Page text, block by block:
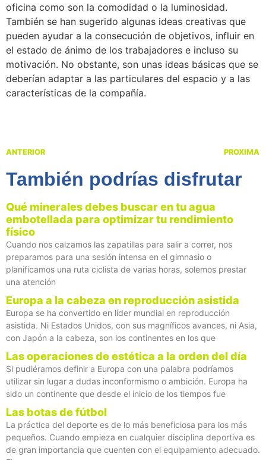
oficina como son la comodidad o la luminosidad.
También se han sugerido algunas ideas creativas que
pueden ayudar a la consecución de objetivos, influir en
el estado de ánimo de los trabajadores e incluso su
motivación. No obstante, son unas ideas básicas que se
deberían adaptar a las particulares del espacio y a las
características de la compañía.
ANTERIOR PROXIMA
También podrías disfrutar
Qué minerales debes buscar en tu agua
embotellada para optimizar tu rendimiento
físico
Cuando nos calzamos las zapatillas para salir a correr, nos
preparamos para una sesión intensa en el gimnasio o
planificamos una ruta ciclista de varias horas, solemos prestar
una atención
Europa a la cabeza en reproducción asistida
Europa se ha convertido en líder mundial en reproducción
asistida. Ni Estados Unidos, con sus magníficos avances, ni Asia,
con Japón a la cabeza, son los continentes en los que
Las operaciones de estética a la orden del día
Si pudiéramos definir a Europa con una palabra podríamos
utilizar sin lugar a dudas inconformismo o ambición. Europa ha
sido un continente que desde el inicio de los tiempos fue
Las botas de fútbol
La práctica del deporte es de lo más beneficiosa para los más
pequeños. Cuando empieza en cualquier disciplina deportiva es
de gran importancia que cuenten con el equipamiento adecuado.